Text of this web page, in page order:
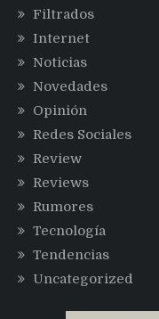
Filtrados
Internet
Noticias
Novedades
Opinión
Redes Sociales
Review
Reviews
Rumores
Tecnología
Tendencias
Uncategorized